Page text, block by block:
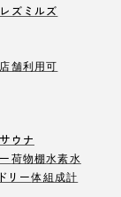
レズミルズ
舗利用可
ウナ
荷物棚水素水
リー体組成計